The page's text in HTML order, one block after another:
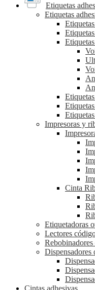
Etiquetas
Etiquetas
Impresoras y
Cinta
Etiquetadoras
Lectores
Rebobinadores
Dispensadores
Cintas adhesivas